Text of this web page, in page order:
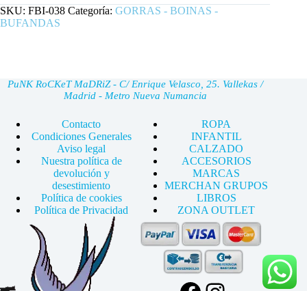
SKU: FBI-038 Categoría: GORRAS - BOINAS -
BUFANDAS
PuNK RoCKeT MaDRiZ - C/ Enrique Velasco, 25. Vallekas /
Madrid - Metro Nueva Numancia
Contacto
Condiciones Generales
Aviso legal
Nuestra política de
devolución y
desestimiento
Política de cookies
Política de Privacidad
ROPA
INFANTIL
CALZADO
ACCESORIOS
MARCAS
MERCHAN GRUPOS
LIBROS
ZONA OUTLET